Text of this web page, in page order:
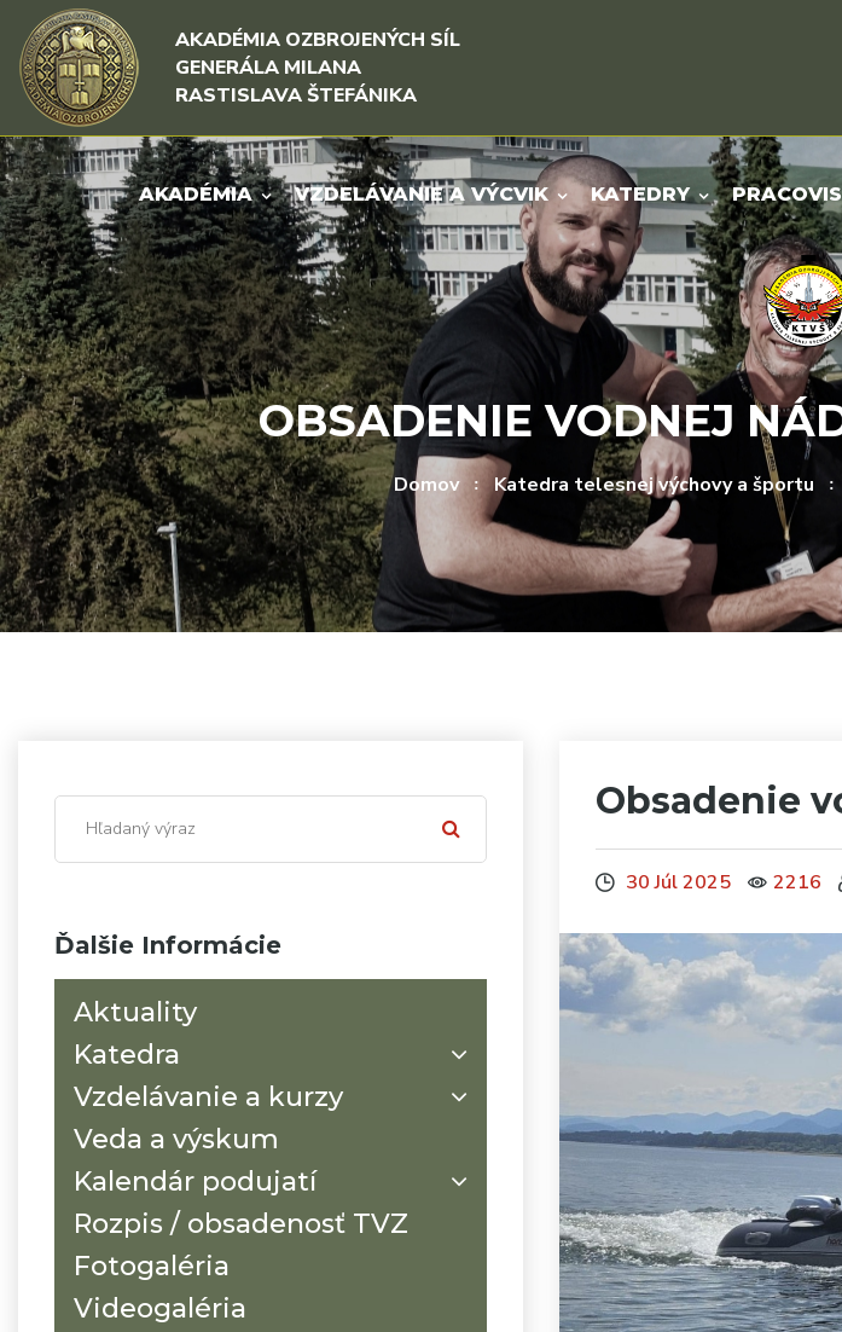
Rovno na obsah
Rovno na menu
AKADÉMIA OZBROJENÝCH SÍL
GENERÁLA MILANA
RASTISLAVA ŠTEFÁNIKA
AKADÉMIA VZDELÁVANIE A VÝCVIK KATEDRY
OBSADENIE VODNEJ
Domov Katedra telesnej výchovy a športu
Ďalšie Informácie
Aktuality
Katedra
Vzdelávanie a kurzy
Veda a výskum
Kalendár podujatí
Rozpis / obsadenosť TVZ
Fotogaléria
Videogaléria
Obsadenie
30 Júl 2025 2216